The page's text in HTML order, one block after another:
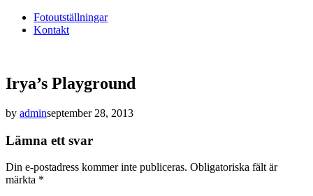
Fotoutställningar
Kontakt
Irya’s Playground
by adminseptember 28, 2013
Lämna ett svar
Din e-postadress kommer inte publiceras. Obligatoriska fält är
märkta *